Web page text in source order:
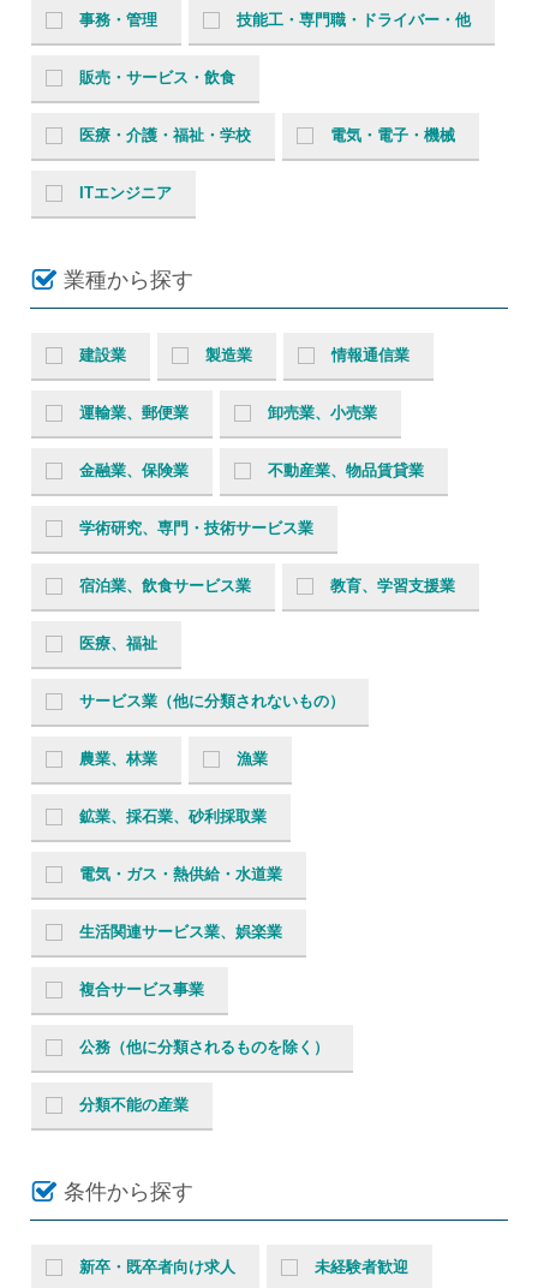
事務・管理 技能工・専門職・ドライバー・他
販売・サービス・飲食
医療・介護・福祉・学校 電気・電子・機械
ITエンジニア
業種から探す
建設業 製造業 情報通信業
運輸業、郵便業 卸売業、小売業
金融業、保険業 不動産業、物品賃貸業
学術研究、専門・技術サービス業
宿泊業、飲食サービス業 教育、学習支援業
医療、福祉
サービス業（他に分類されないもの）
農業、林業 漁業
鉱業、採石業、砂利採取業
電気・ガス・熱供給・水道業
生活関連サービス業、娯楽業
複合サービス事業
公務（他に分類されるものを除く）
分類不能の産業
条件から探す
新卒・既卒者向け求人 未経験者歓迎